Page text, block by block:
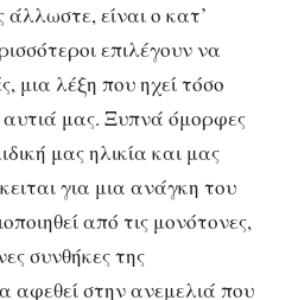
είναι ο κατ’
επιλέγουν να
μια λέξη που ηχεί τόσο
μας. Ξυπνά όμορφες
μας ηλικία και μας
για μια ανάγκη του
από τις μονότονες,
συνθήκες της
αφεθεί στην ανεμελιά που